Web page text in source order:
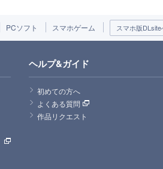
PCソフト スマホゲーム スマホ版DLsite
ヘルプ&ガイド
初めての方へ
よくある質問
作品リクエスト